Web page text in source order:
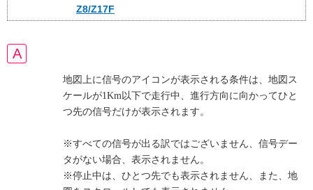
Z8/Z17F
地図上に信号のアイコンが表示される条件は、地図ス
ケールが1Km以下で走行中、進行方向に向かってひと
つ先の信号だけが表示されます。
※すべての信号が出る訳ではございません、信号デー
タがない場合、表示されません。
※停止中は、ひとつ先でも表示されません、また、地